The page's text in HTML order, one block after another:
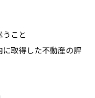
こと
取得した不動産の評